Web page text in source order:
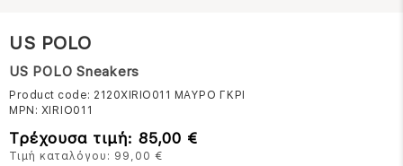
US POLO
US POLO Sneakers
Product code: 2120XIRIO011 ΜΑΥΡΟ ΓΚΡΙ
MPN: XIRIO011
Τρέχουσα τιμή: 85,00 €
Τιμή καταλόγου: 99,00 €